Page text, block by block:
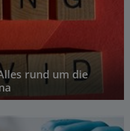
rund um die